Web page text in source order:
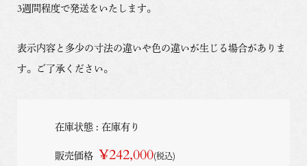
3週間程度で発送をいたします。
表示内容と多少の寸法の違いや色の違いが生じる場合がありま
す。ご了承ください。
在庫状態 : 在庫有り
販売価格 ¥242,000(税込)